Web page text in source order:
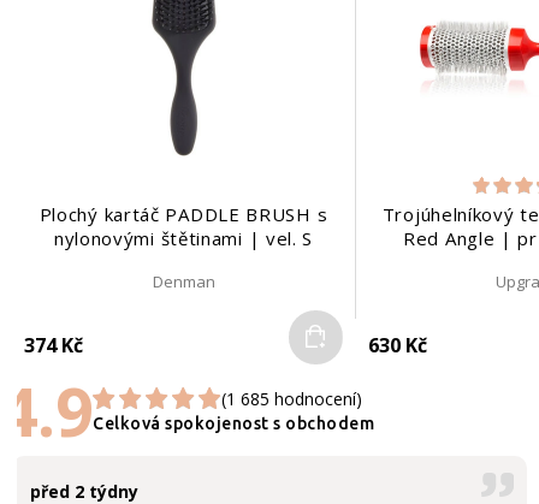
Plochý kartáč PADDLE BRUSH s
nylonovými štětinami | vel. S
Denman
374 Kč Do košíku
Trojúhelníkový
Red Angle |
630 Kč
4.9 (1 685 hodnocení)
Celková spokojenost s obchodem
před 2 týdny